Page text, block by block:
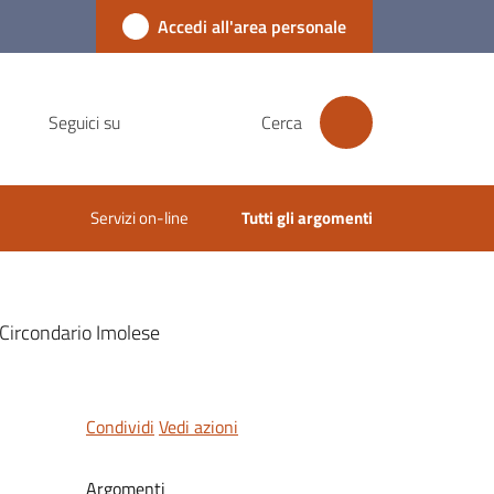
Accedi all'area personale
Seguici su Cerca
Servizi on-line Tutti gli argomenti
Imolese
Condividi Vedi azioni
Argomenti